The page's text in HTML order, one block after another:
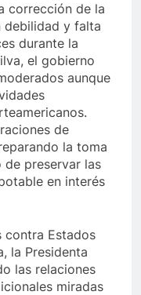
corrección de la
debilidad y falta
durante la
el gobierno
aunque
de
la toma
preservar las
en interés
contra Estados
la Presidenta
las relaciones
miradas